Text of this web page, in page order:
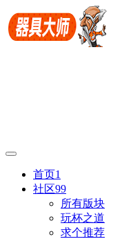
首页1
社区99
所有版块
玩杯之道
求个推荐